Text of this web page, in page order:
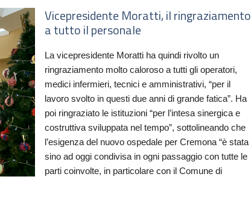
Vicepresidente Moratti, il ringraziamento
a tutto il personale
La vicepresidente Moratti ha quindi rivolto un
ringraziamento molto caloroso a tutti gli operatori,
medici infermieri, tecnici e amministrativi, “per il
lavoro svolto in questi due anni di grande fatica”. Ha
poi ringraziato le istituzioni “per l’intesa sinergica e
costruttiva sviluppata nel tempo”, sottolineando che
l’esigenza del nuovo ospedale per Cremona “è stata
sino ad oggi condivisa in ogni passaggio con tutte le
parti coinvolte, in particolare con il Comune di